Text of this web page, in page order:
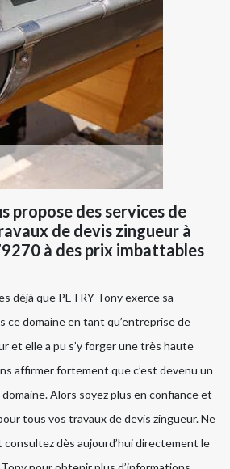
propose des services de
de devis zingueur à
à des prix imbattables
déjà que PETRY Tony exerce sa
ce domaine en tant qu’entreprise de
et elle a pu s’y forger une très haute
affirmer fortement que c’est devenu un
Alors soyez plus en confiance et
tous vos travaux de devis zingueur. Ne
dès aujourd’hui directement le